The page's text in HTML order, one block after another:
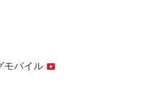
モバイル